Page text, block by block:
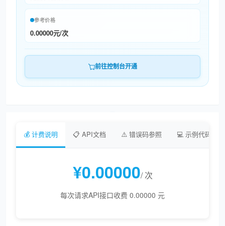
参考价格
0.00000元/次
前往控制台开通
💰 计费说明 📋 API文档 ⚠️ 错误码参照 💻 示例代码
¥0.00000/ 次
每次请求API接口收费 0.00000 元